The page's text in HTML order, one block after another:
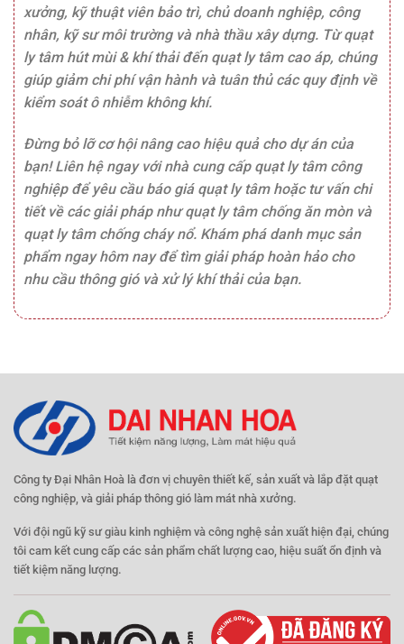
xưởng, kỹ thuật viên bảo trì, chủ doanh nghiệp, công
nhân, kỹ sư môi trường và nhà thầu xây dựng. Từ quạt
ly tâm hút mùi & khí thải đến quạt ly tâm cao áp, chúng
giúp giảm chi phí vận hành và tuân thủ các quy định về
kiểm soát ô nhiễm không khí.
Đừng bỏ lỡ cơ hội nâng cao hiệu quả cho dự án của
bạn! Liên hệ ngay với nhà cung cấp quạt ly tâm công
nghiệp để yêu cầu báo giá quạt ly tâm hoặc tư vấn chi
tiết về các giải pháp như quạt ly tâm chống ăn mòn và
quạt ly tâm chống cháy nổ. Khám phá danh mục sản
phẩm ngay hôm nay để tìm giải pháp hoàn hảo cho
nhu cầu thông gió và xử lý khí thải của bạn.
Công ty Đại Nhân Hoà là đơn vị chuyên thiết kế, sản xuất và lắp đặt quạt
công nghiệp, và giải pháp thông gió làm mát nhà xưởng.
Với đội ngũ kỹ sư giàu kinh nghiệm và công nghệ sản xuất hiện đại, chúng
tôi cam kết cung cấp các sản phẩm chất lượng cao, hiệu suất ổn định và
tiết kiệm năng lượng.